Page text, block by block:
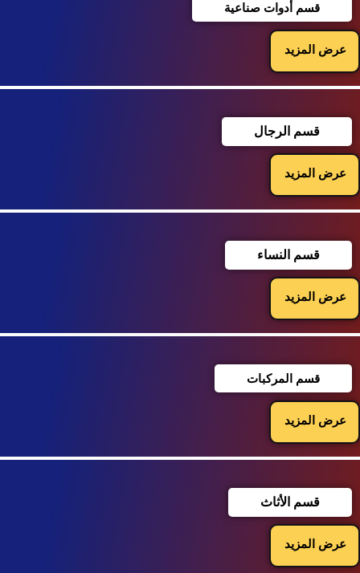
قسم أدوات صناعية
عرض المزيد
قسم الرجال
عرض المزيد
قسم النساء
عرض المزيد
قسم المركبات
عرض المزيد
قسم الأثاث
عرض المزيد